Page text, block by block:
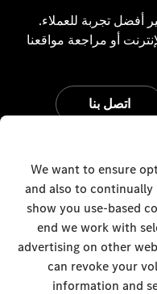
أفضل تجربة للعملاء.
أو مراجعة مواقعنا
اتصل بنا
على آخر أخبار وفعاليات
تعريف الارتباطإلى الأعلى
We want to ensure
and also to continually
show you use-based
end we work with
advertising on other
can revoke your
information and